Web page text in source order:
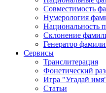
Совместимость
Нумерология
Национальность
Склонение
Генератор
Сервисы
Транслитерация
Фонетический
Игра "Угадай
Статьи